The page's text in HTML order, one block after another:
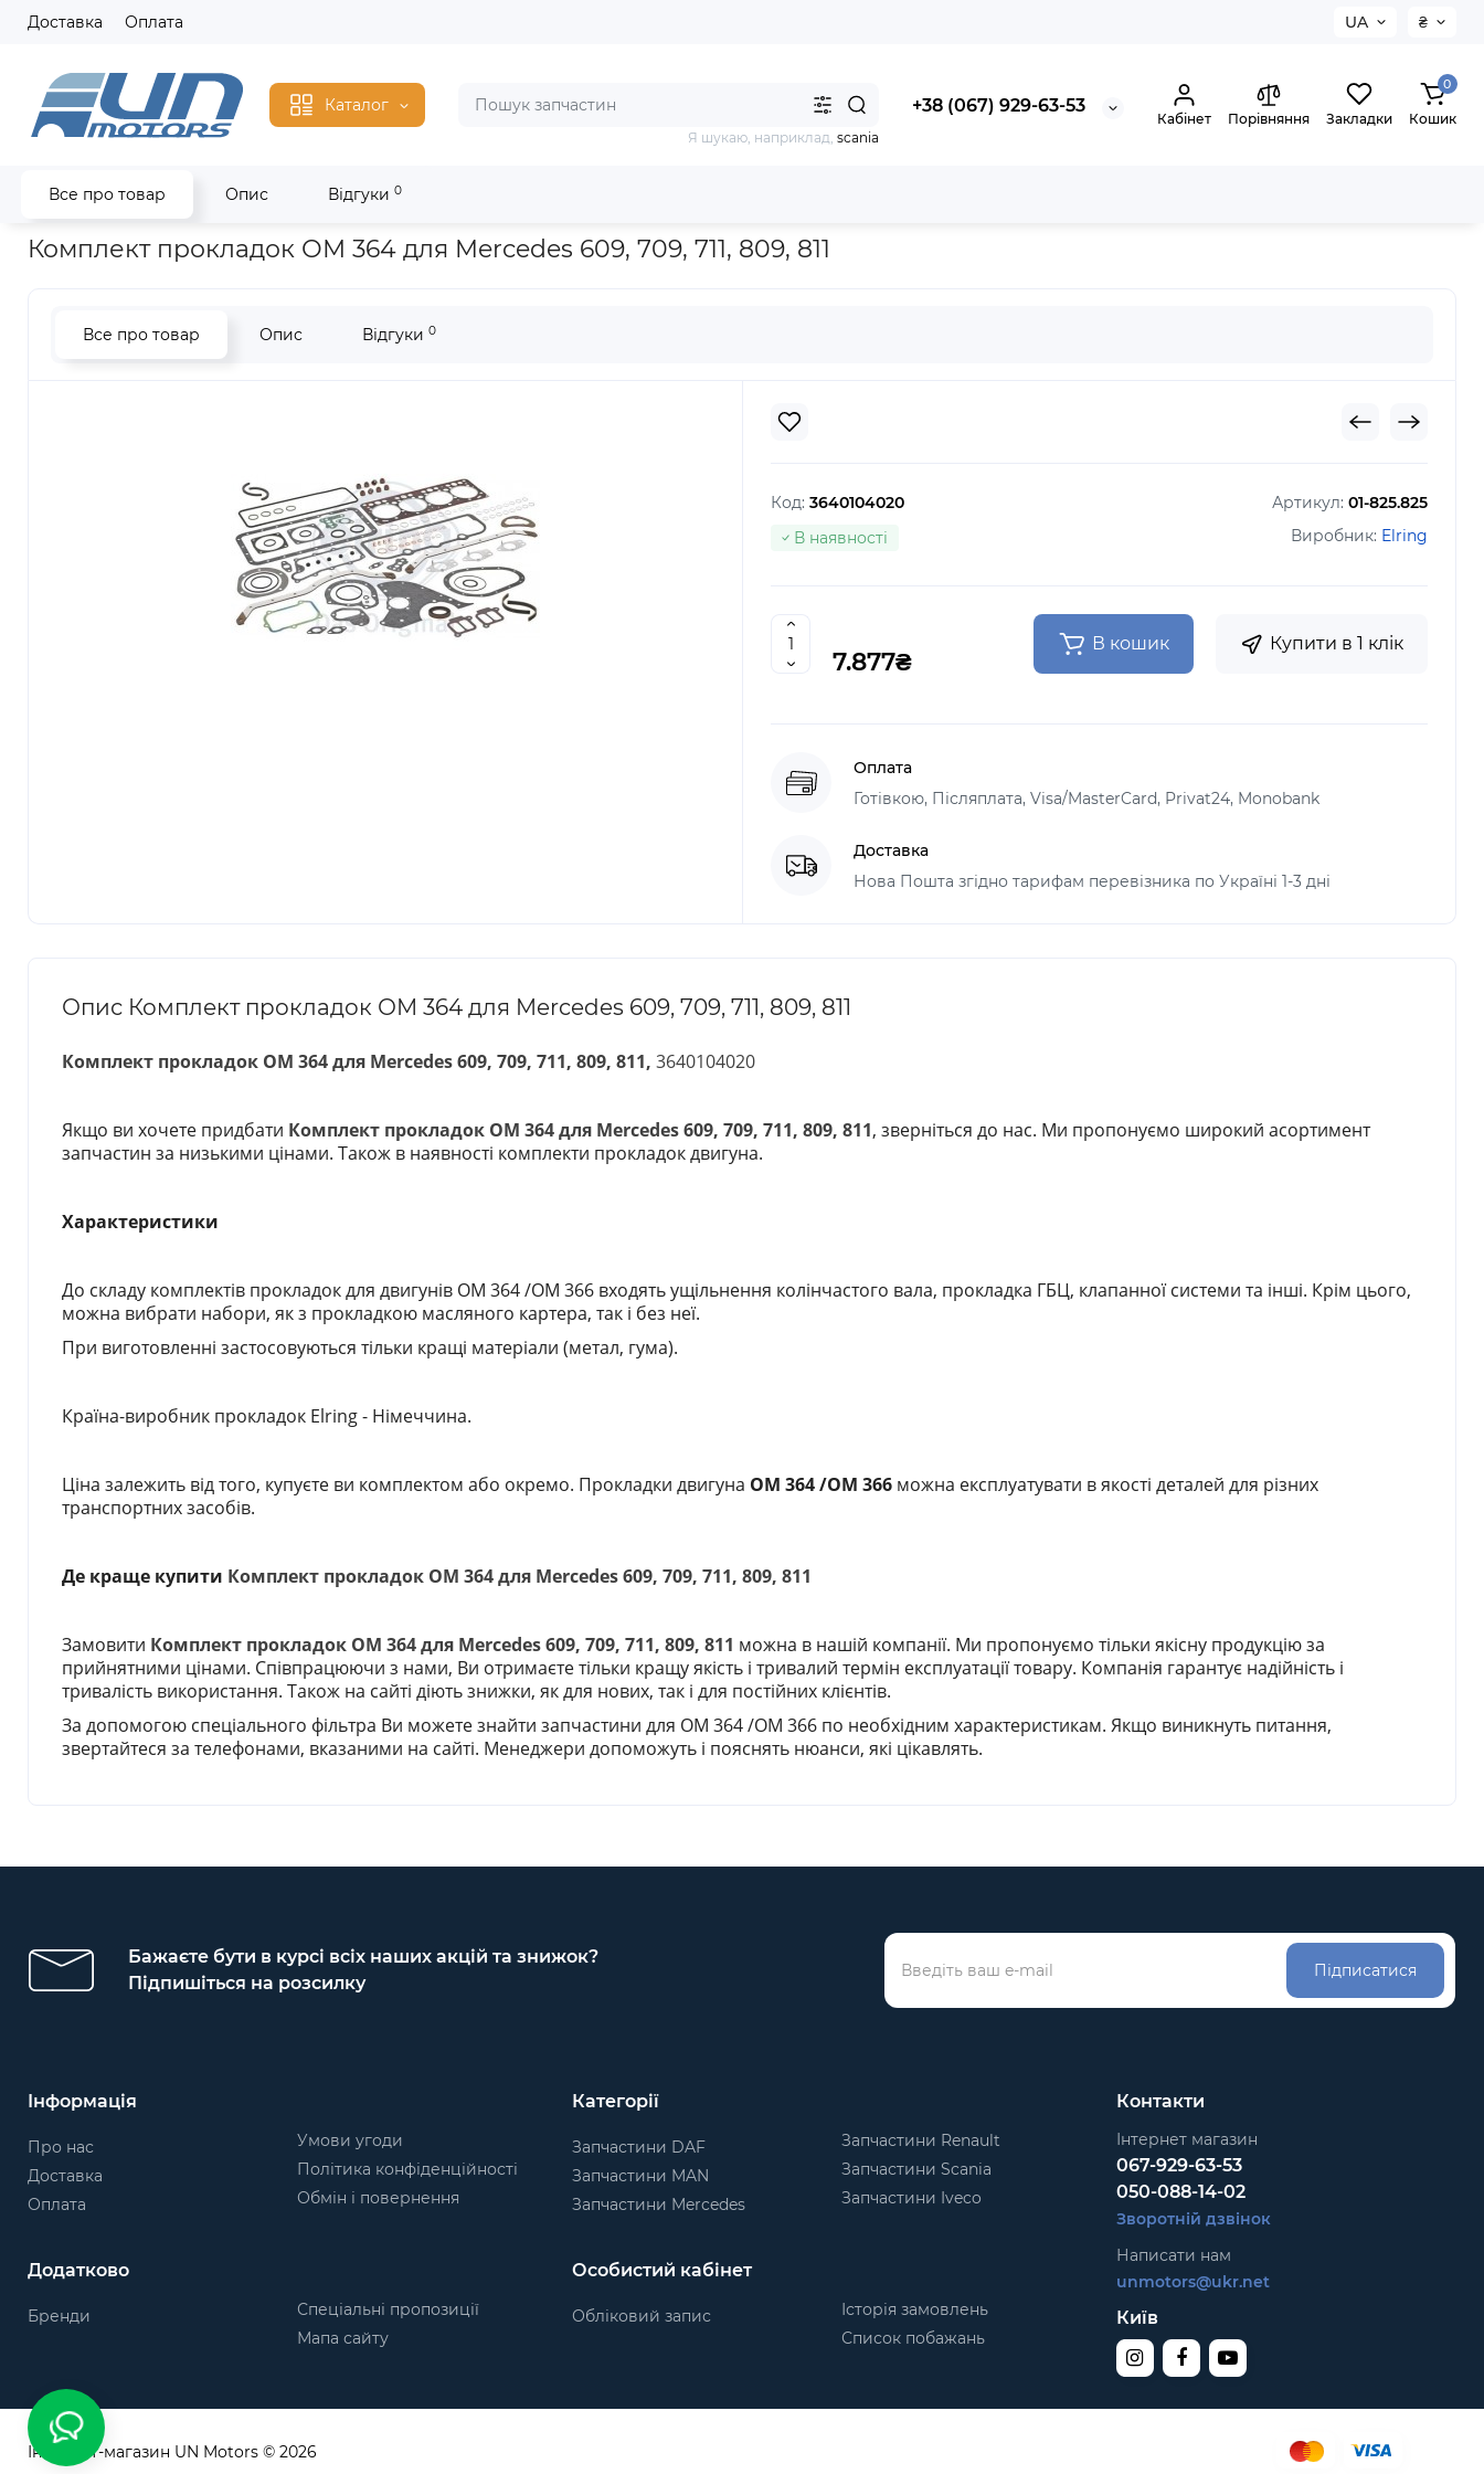
Доставка Оплата UA ₴
Каталог +38 (067) 929-63-53
Я шукаю, наприклад, scania
Кабінет Порівняння Закладки
0
Кошик
Все про товар Опис Відгуки 0
Головна Запчастини Mercedes OM 364 /OM 366
Комплект прокладок ОМ 364 для Mercedes 609, 709, 711, 809, 811
Все про товар Опис Відгуки 0
Код: 3640104020 Артикул: 01-825.825
Виробник: Elring
В наявності
7.877₴
В кошик Купити в 1 клік
Оплата
Готівкою, Післяплата, Visa/MasterCard, Privat24, Monobank
Доставка
Нова Пошта згідно тарифам перевізника по Україні 1-3 дні
Опис Комплект прокладок ОМ 364 для Mercedes 609, 709, 711, 809, 811
Комплект прокладок ОМ 364 для Mercedes 609, 709, 711, 809, 811, 3640104020
Якщо ви хочете придбати Комплект прокладок ОМ 364 для Mercedes 609, 709, 711, 809, 811, зверніться до нас. Ми пропонуємо широкий асортимент
запчастин за низькими цінами. Також в наявності комплекти прокладок двигуна.
Характеристики
До складу комплектів прокладок для двигунів OM 364 /OM 366 входять ущільнення колінчастого вала, прокладка ГБЦ, клапанної системи та інші. Крім цього,
можна вибрати набори, як з прокладкою масляного картера, так і без неї.
При виготовленні застосовуються тільки кращі матеріали (метал, гума).
Країна-виробник прокладок Elring- Німеччина.
Ціна залежить від того, купуєте ви комплектом або окремо. Прокладки двигуна OM 364 /OM 366 можна експлуатувати в якості деталей для різних
транспортних засобів.
Де краще купити Комплект прокладок ОМ 364 для Mercedes 609, 709, 711, 809, 811
Замовити Комплект прокладок ОМ 364 для Mercedes 609, 709, 711, 809, 811 можна в нашій компанії. Ми пропонуємо тільки якісну продукцію за
прийнятними цінами. Співпрацюючи з нами, Ви отримаєте тільки кращу якість і тривалий термін експлуатації товару. Компанія гарантує надійність і
тривалість використання. Також на сайті діють знижки, як для нових, так і для постійних клієнтів.
За допомогою спеціального фільтра Ви можете знайти запчастини для OM 364 /OM 366 по необхідним характеристикам. Якщо виникнуть питання,
звертайтеся за телефонами, вказаними на сайті. Менеджери допоможуть і пояснять нюанси, які цікавлять.
Бажаєте бути в курсі всіх наших акцій та знижок?
Підпишіться на розсилку
Підписатися
Інформація
Про нас
Доставка
Оплата
Умови угоди
Політика конфіденційності
Обмін і повернення
Категорії
Запчастини DAF
Запчастини MAN
Запчастини Mercedes
Запчастини Renault
Запчастини Scania
Запчастини Iveco
Додатково
Бренди
Спеціальні пропозиції
Мапа сайту
Особистий кабінет
Обліковий запис
Історія замовлень
Список побажань
Контакти
Інтернет магазин
067-929-63-53
050-088-14-02
Зворотній дзвінок
Написати нам
unmotors@ukr.net
Київ
Інтернет-магазин UN Motors © 2026